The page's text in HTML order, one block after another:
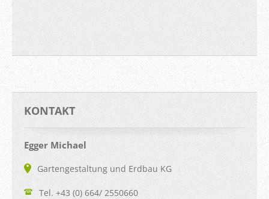
KONTAKT
Egger Michael
Gartengestaltung und Erdbau KG
Tel. +43 (0) 664/ 2550660